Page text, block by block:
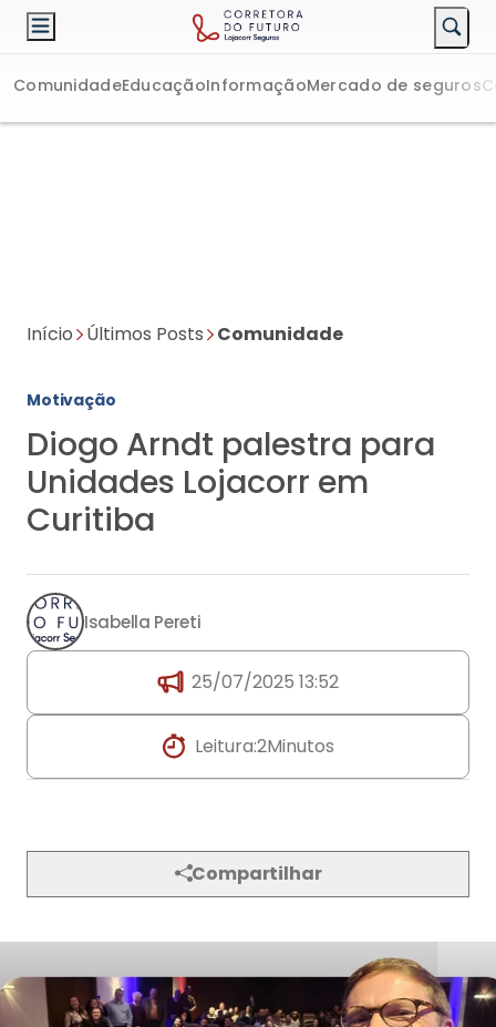
ComunidadeEducaçãoInformaçãoMercado de seguros
Unidades Lojacorr em
Isabella Pereti
Compartilhar